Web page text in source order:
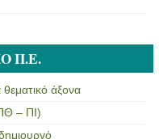
Π.Ε.
άξονα
– ΠΙ)